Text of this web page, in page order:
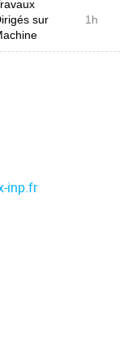
sur
1h
inp.fr